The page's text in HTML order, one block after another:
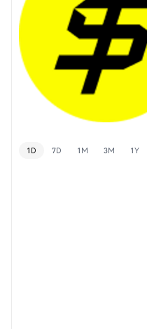
1D 7D 1M 3M 1Y